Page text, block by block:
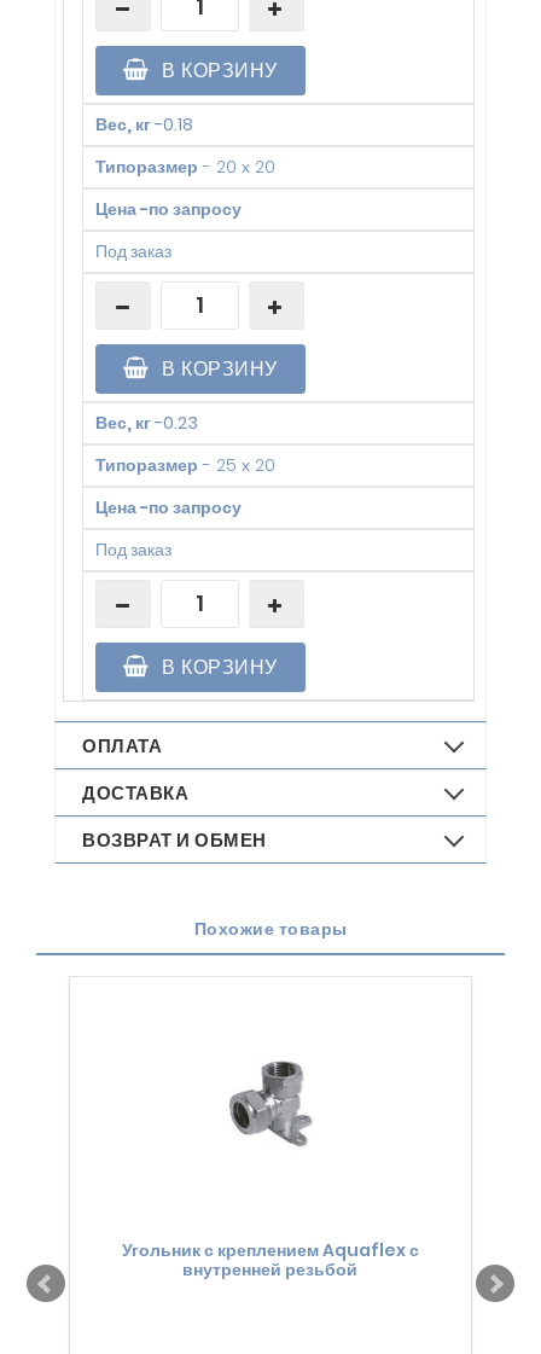
В КОРЗИНУ
Вес, кг-0.18
Типоразмер - 20 х 20
Цена-по запросу
Под заказ
В КОРЗИНУ
Вес, кг-0.23
Типоразмер - 25 х 20
Цена-по запросу
Под заказ
В КОРЗИНУ
ОПЛАТА
ДОСТАВКА
ВОЗВРАТ И ОБМЕН
Похожие товары
Угольник с креплением Aquaflex с
внутренней резьбой